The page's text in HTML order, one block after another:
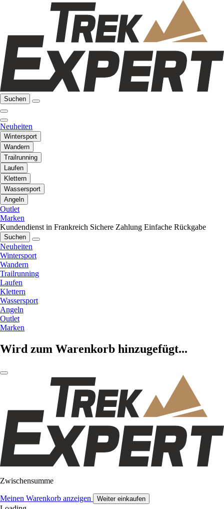
Suchen
Neuheiten
Wintersport
Wandern
Trailrunning
Laufen
Klettern
Wassersport
Angeln
Outlet
Marken
Kundendienst in Frankreich Sichere Zahlung Einfache Rückgabe
Suchen
Neuheiten
Wintersport
Wandern
Trailrunning
Laufen
Klettern
Wassersport
Angeln
Outlet
Marken
Wird zum Warenkorb hinzugefügt...
Zwischensumme
Meinen Warenkorb anzeigen Weiter einkaufen